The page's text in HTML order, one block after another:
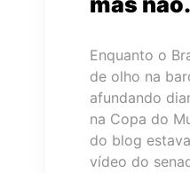
Enquanto o
de olho na
afundando
na Copa do
do blog
vídeo do